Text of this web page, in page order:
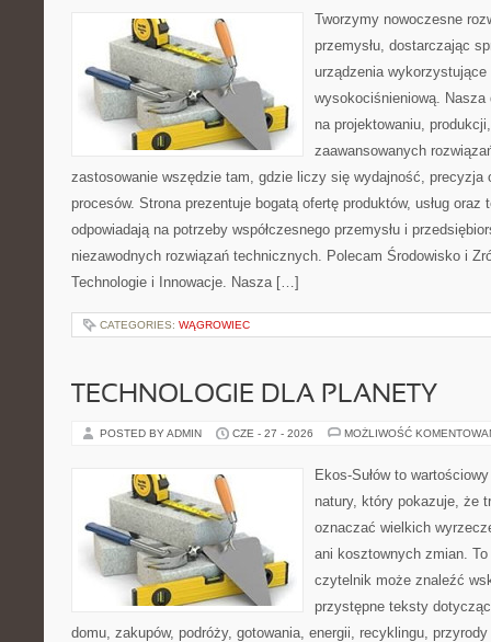
Tworzymy nowoczesne
przemysłu, dostarczając
urządzenia wykorzystujące
wysokociśnieniową. Nasza
na projektowaniu,
zaawansowanych
zastosowanie wszędzie tam, gdzie liczy się wydajność, precyzja
procesów. Strona prezentuje bogatą ofertę produktów, usług oraz
odpowiadają na potrzeby współczesnego przemysłu i
niezawodnych rozwiązań technicznych. Polecam Środowisko i
Technologie i Innowacje. Nasza […]
CATEGORIES: WĄGROWIEC
TECHNOLOGIE DLA PLANETY
POSTED BY ADMIN CZE - 27 - 2026 MOŻLIWOŚĆ
Ekos-Sułów to
natury, który pokazuje, że
oznaczać wielkich
ani kosztownych zmian.
czytelnik może znaleźć
przystępne teksty
domu, zakupów, podróży, gotowania, energii, recyklingu,